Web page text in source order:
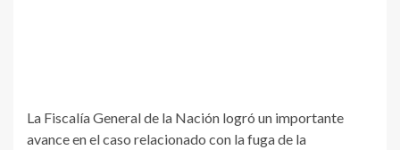
La Fiscalía General de la Nación logró un importante
avance en el caso relacionado con la fuga de la